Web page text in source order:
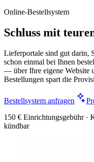
Online-Bestellsystem
Schluss mit
Lieferportale sind gut darin,
schon einmal bei Ihnen
— über Ihre eigene Website
Bestellungen spart die
Bestellsystem anfragen
150 € Einrichtungsgebühr ·
kündbar